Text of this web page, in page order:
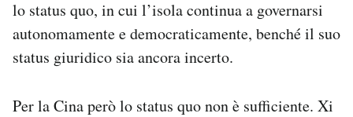
lo status quo, in cui l’isola continua a governarsi
autonomamente e democraticamente, benché il suo
status giuridico sia ancora incerto.
Per la Cina però lo status quo non è sufficiente. Xi